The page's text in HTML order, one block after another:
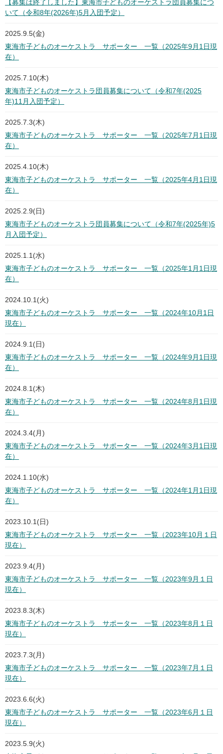
【募集は終了しました】東海市子どものオーケストラ団員募集につ
いて（令和8年(2026年)5月入団予定）
2025.9.5(金)
東海市子どものオーケストラ サポーター 一覧（2025年9月1日現
在）
2025.7.10(木)
東海市子どものオーケストラ団員募集について（令和7年(2025
年)11月入団予定）
2025.7.3(木)
東海市子どものオーケストラ サポーター 一覧（2025年7月1日現
在）
2025.4.10(木)
東海市子どものオーケストラ サポーター 一覧（2025年4月1日現
在）
2025.2.9(日)
東海市子どものオーケストラ団員募集について（令和7年(2025年)5
月入団予定）
2025.1.1(水)
東海市子どものオーケストラ サポーター 一覧（2025年1月1日現
在）
2024.10.1(火)
東海市子どものオーケストラ サポーター 一覧（2024年10月1日
現在）
2024.9.1(日)
東海市子どものオーケストラ サポーター 一覧（2024年9月1日現
在）
2024.8.1(木)
東海市子どものオーケストラ サポーター 一覧（2024年8月1日現
在）
2024.3.4(月)
東海市子どものオーケストラ サポーター 一覧（2024年3月1日現
在）
2024.1.10(水)
東海市子どものオーケストラ サポーター 一覧（2024年1月1日現
在）
2023.10.1(日)
東海市子どものオーケストラ サポーター 一覧（2023年10月１日
現在）
2023.9.4(月)
東海市子どものオーケストラ サポーター 一覧（2023年9月１日
現在）
2023.8.3(木)
東海市子どものオーケストラ サポーター 一覧（2023年8月１日
現在）
2023.7.3(月)
東海市子どものオーケストラ サポーター 一覧（2023年7月１日
現在）
2023.6.6(火)
東海市子どものオーケストラ サポーター 一覧（2023年6月１日
現在）
2023.5.9(火)